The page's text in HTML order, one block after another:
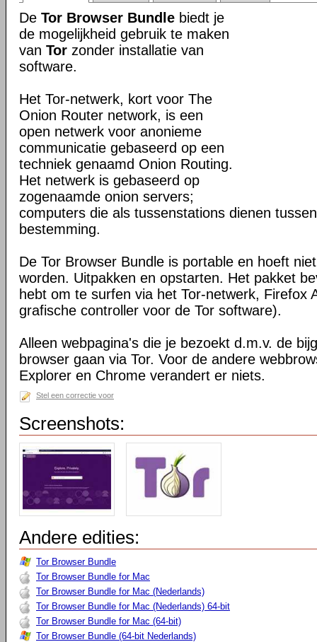
De Tor Browser Bundle biedt je
de mogelijkheid gebruik te maken
van Tor zonder installatie van
software.
Het Tor-netwerk, kort voor The
Onion Router network, is een
open netwerk voor anonieme
communicatie gebaseerd op een
techniek genaamd Onion Routing.
Het netwerk is gebaseerd op
zogenaamde onion servers;
computers die als tussenstations dienen
bestemming.
De Tor Browser Bundle is portable en hoeft
worden. Uitpakken en opstarten. Het pakket
hebt om te surfen via het Tor-netwerk, Firefox
grafische controller voor de Tor software).
Alleen webpagina's die je bezoekt d.m.v. de
browser gaan via Tor. Voor de andere
Explorer en Chrome verandert er niets.
Stel een correctie voor
Screenshots:
Andere edities:
Tor Browser Bundle
Tor Browser Bundle for Mac
Tor Browser Bundle for Mac (Nederlands)
Tor Browser Bundle for Mac (Nederlands) 64-bit
Tor Browser Bundle for Mac (64-bit)
Tor Browser Bundle (64-bit Nederlands)